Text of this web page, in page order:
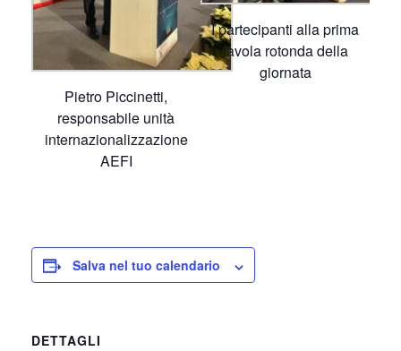
Pietro Piccinetti,
responsabile unità
internazionalizzazione
AEFI
I partecipanti alla prima
tavola rotonda della
giornata
Salva nel tuo calendario
DETTAGLI